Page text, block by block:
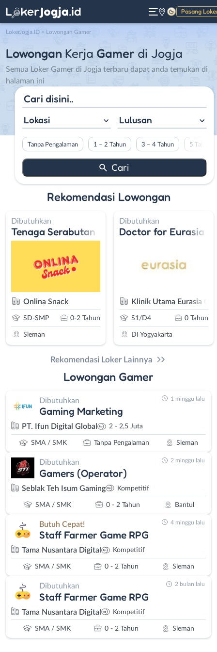
Pasang
Gelap
LokerJogja.ID > Lowongan Gamer
Lowongan Kerja Gamer di Jogja
Semua Loker Gamer di Jogja terbaru dapat anda temukan di
halaman ini
Lokasi Lulusan
Tanpa Pengalaman 1 – 2 Tahun 3 – 4 Tahun 5 Tahun
Rekomendasi Lowongan
Dibutuhkan
Tenaga Serabutan
Onlina Snack
SD-SMP 0-2 Tahun
Sleman
Dibutuhkan
Doctor for Eurasia
Klinik Utama Eurasia
S1/D4 0 Tahun
DI Yogyakarta
Rekomendasi Loker Lainnya
Lowongan Gamer
Dibutuhkan
Gaming Marketing
PT. Ifun Digital Global 2 - 2,5 Juta
SMA / SMK Tanpa Pengalaman Sleman
1 minggu lalu
Dibutuhkan
Gamers (Operator)
Seblak Teh Isum Gaming Kompetitif
SMA / SMK 0 - 2 Tahun Bantul
2 minggu lalu
Butuh Cepat!
Staff Farmer Game RPG
Tama Nusantara Digital Kompetitif
SMA / SMK 0 - 2 Tahun Sleman
4 minggu lalu
Dibutuhkan
Staff Farmer Game RPG
Tama Nusantara Digital Kompetitif
SMA / SMK 0 - 2 Tahun Sleman
2 bulan lalu